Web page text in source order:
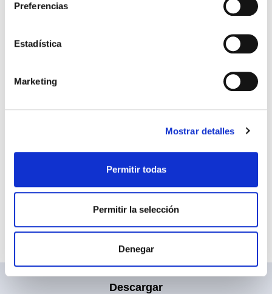
Preferencias
Estadística
Marketing
Mostrar detalles
Permitir todas
Permitir la selección
Denegar
Descargar la imagen
Descargar